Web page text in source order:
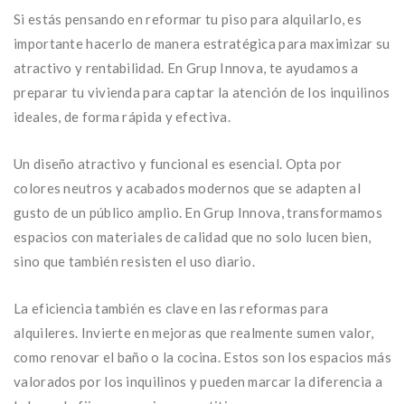
Si estás pensando en reformar tu piso para alquilarlo, es
importante hacerlo de manera estratégica para maximizar su
atractivo y rentabilidad. En Grup Innova, te ayudamos a
preparar tu vivienda para captar la atención de los inquilinos
ideales, de forma rápida y efectiva.
Un diseño atractivo y funcional es esencial. Opta por
colores neutros y acabados modernos que se adapten al
gusto de un público amplio. En Grup Innova, transformamos
espacios con materiales de calidad que no solo lucen bien,
sino que también resisten el uso diario.
La eficiencia también es clave en las reformas para
alquileres. Invierte en mejoras que realmente sumen valor,
como renovar el baño o la cocina. Estos son los espacios más
valorados por los inquilinos y pueden marcar la diferencia a